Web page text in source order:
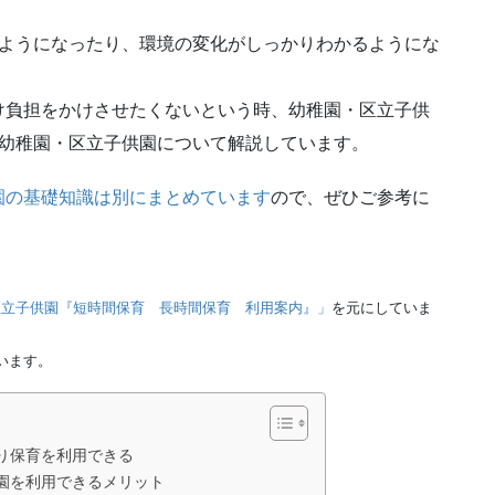
うになったり、環境の変化がしっかりわかるようにな
担をかけさせたくないという時、幼稚園・区立子供
園・区立子供園について解説しています。
基礎知識は別にまとめていますので、ぜひご参考に
子供園『短時間保育 長時間保育 利用案内』」 を元にしていま
す。
保育を利用できる
を利用できるメリット